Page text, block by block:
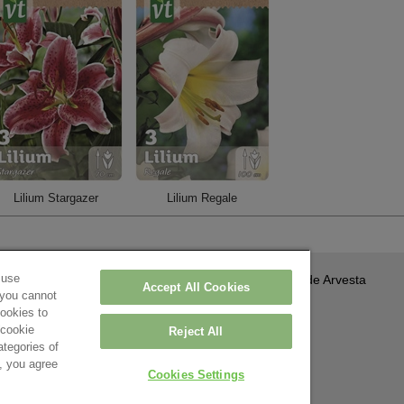
Lilium Stargazer Lilium Regale
Roeselare – België
de confidentialité
A propos de Arvesta
cannot
to
of
you agree
Accept All Cookies
Reject All
Cookies Settings